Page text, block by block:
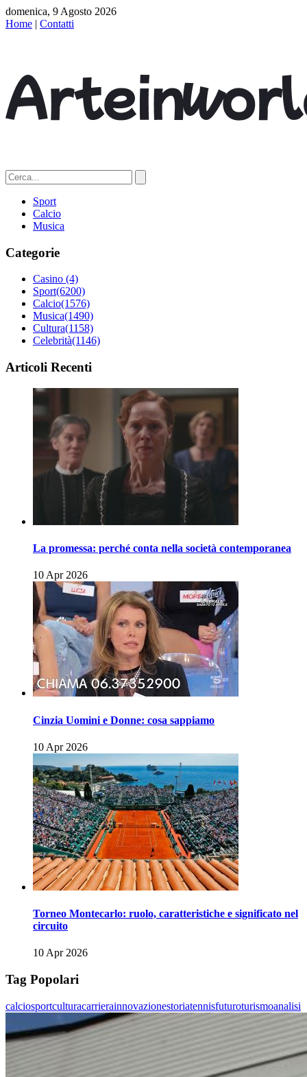
domenica, 9 Agosto 2026
Home | Contatti
Sport
Calcio
Musica
Categorie
Casino (4)
Sport(6200)
Calcio(1576)
Musica(1490)
Cultura(1158)
Celebrità(1146)
Articoli Recenti
La promessa: perché conta nella società contemporanea
10 Apr 2026
Cinzia Uomini e Donne: cosa sappiamo
10 Apr 2026
Torneo Montecarlo: ruolo, caratteristiche e significato nel
circuito
10 Apr 2026
Tag Popolari
calciosportculturacarrierainnovazionestoriatennisfuturoturismoanalisi